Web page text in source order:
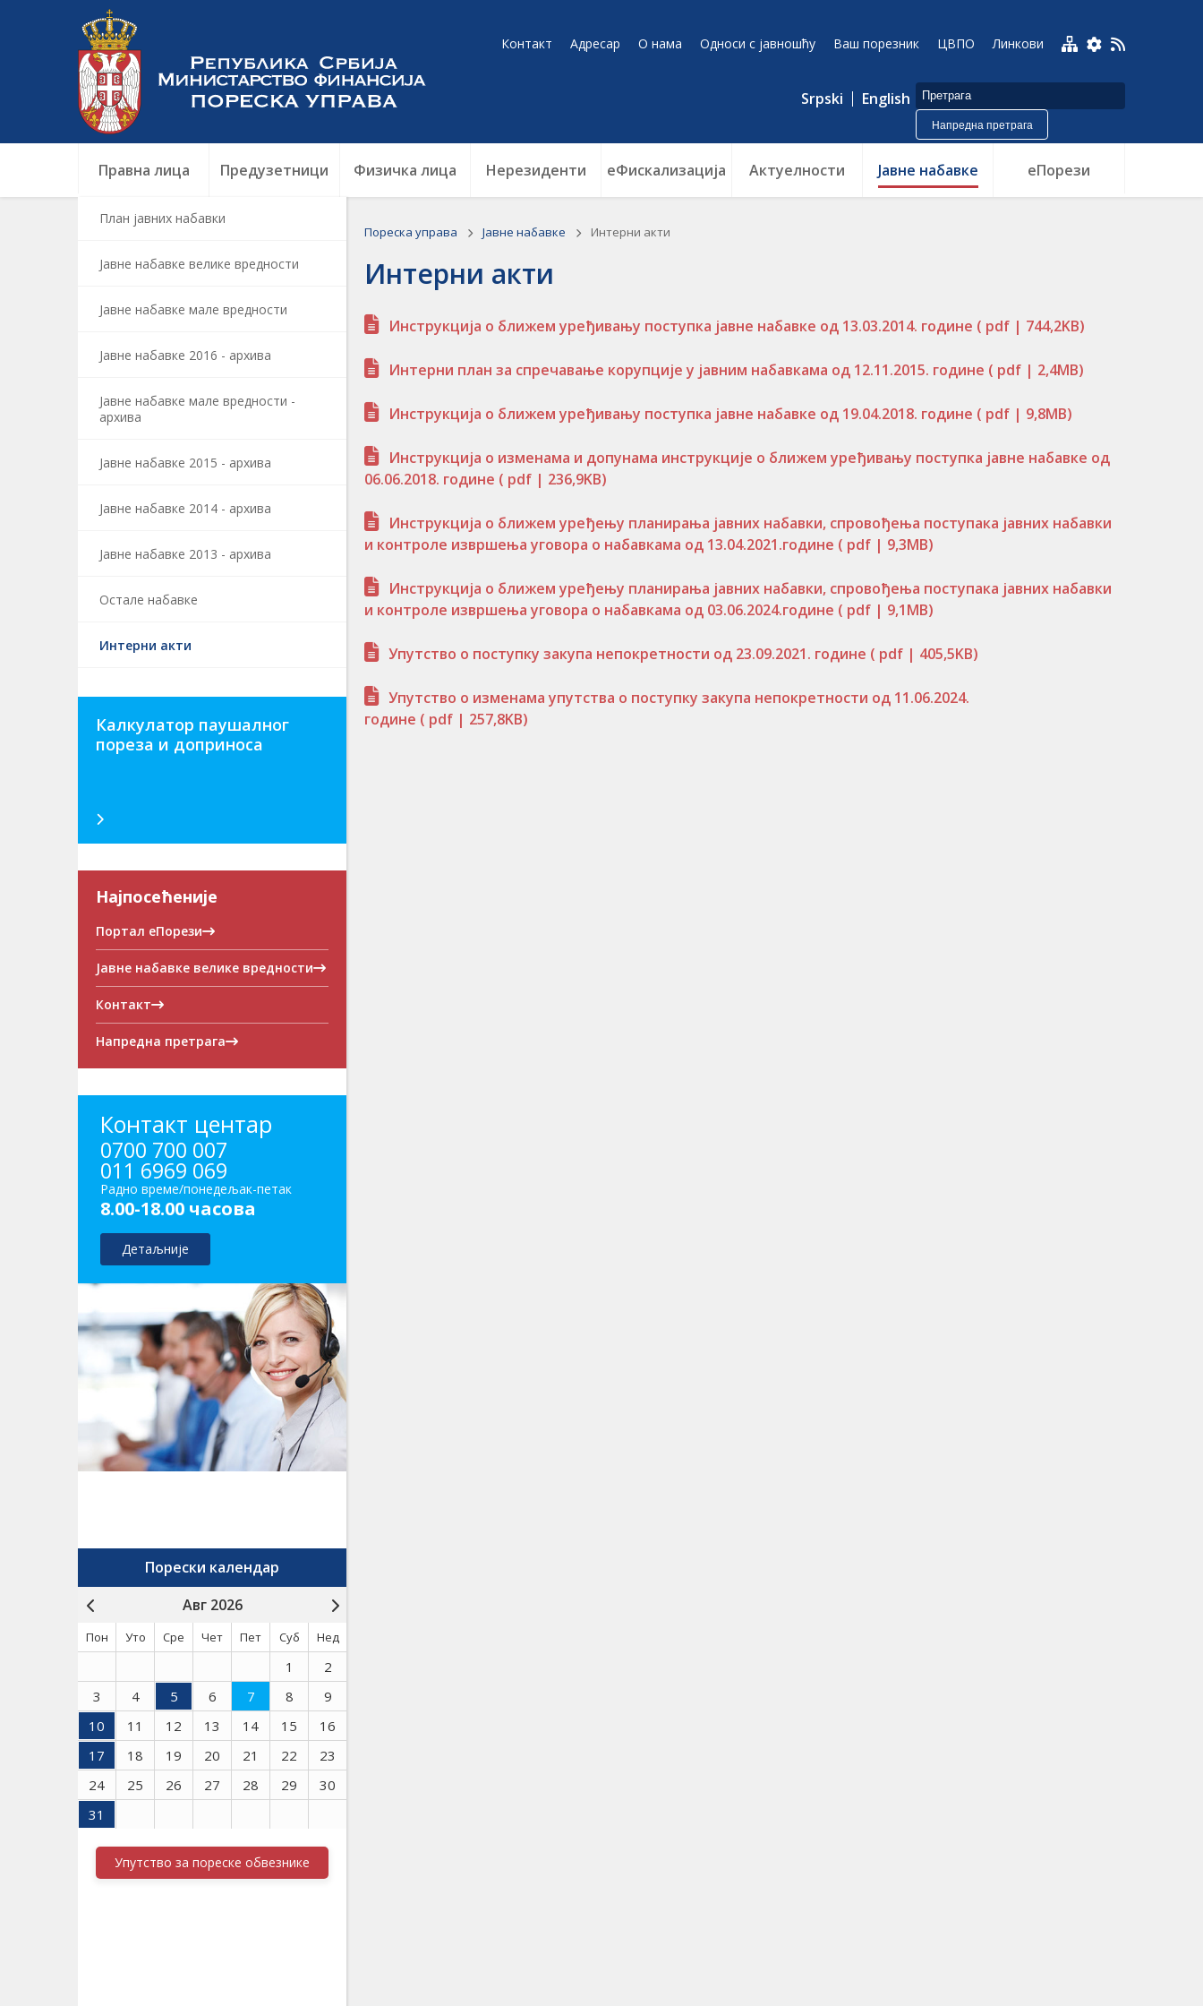
Контакт Адресар О нама Односи с јавношћу Ваш порезник ЦВПО Линкови
Srpski English
Напредна претрага
Правна лица Предузетници Физичка лица Нерезиденти еФискализација Актуелности Jавне набавке еПорези
План јавних набавки
Јавне набавке велике вредности
Јавне набавке мале вредности
Јавне набавке 2016 - архива
Јавне набавке мале вредности -
архива
Јавне набавке 2015 - архива
Јавне набавке 2014 - архива
Јавне набавке 2013 - архива
Остале набавке
Интерни акти
Калкулатор паушалног
пореза и доприноса
Најпосећеније
Портал еПорези
Јавне набавке велике вредности
Контакт
Напредна претрага
Контакт центар
0700 700 007
011 6969 069
Радно време/понедељак-петак
8.00-18.00 часова
Детаљније
Порески календар
Авг 2026
Пон Уто Сре Чет Пет Суб Нед
1
2
3
4 5 6 7 8
9
10
11 12 13 14 15
16
17
18 19 20 21 22
23
24
25 26 27 28 29
30
31
Упутство за пореске обвезнике
Пореска управа Jавне набавке Интерни акти
Интерни акти
Инструкција о ближем уређивању поступка јавне набавке од 13.03.2014. године ( pdf | 744,2KB)
Интерни план за спречавање корупције у јавним набавкама од 12.11.2015. године ( pdf | 2,4MB)
Инструкција о ближем уређивању поступка јавне набавке од 19.04.2018. године ( pdf | 9,8MB)
Инструкција о изменама и допунама инструкције о ближем уређивању поступка јавне набавке од
06.06.2018. године ( pdf | 236,9KB)
Инструкција о ближем уређењу планирања јавних набавки, спровођења поступака јавних набавки
и контроле извршења уговора о набавкама од 13.04.2021.године ( pdf | 9,3MB)
Инструкција о ближем уређењу планирања јавних набавки, спровођења поступака јавних набавки
и контроле извршења уговора о набавкама од 03.06.2024.године ( pdf | 9,1MB)
Упутство о поступку закупа непокретности од 23.09.2021. године ( pdf | 405,5KB)
Упутство о изменама упутства о поступку закупа непокретности од 11.06.2024.
године ( pdf | 257,8KB)